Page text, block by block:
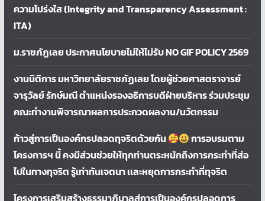
ความโปร่งใส (Integrity and Transparency Assessment :
ITA)
ม.ราชภัฏเลย ประกาศนโยบายไม่ให้ไม่รับ NO GIF POLICY 2569
งานนิติการ มหาวิทยาลัยราชภัฏเลย โดยผู้ช่วยศาสตราจารย์
จารุวัลย์ รักษ์มณี ตำแหน่งรองอธิการบดีฝ่ายบริหาร ร่วมประชุม
คณะทำงานพิจารณาผลการประกวดผลงาน/นวัตกรรม
ก้าวสู่การเป็นองค์กรปลอดทุจริตด้วยกัน
การอบรมตาม
โครงการฯ นี้ คงมีส่วนช่วยให้ทุกท่านตระหนักถึงการกระทำที่ส่อ
ไปในทางทุจริต รู้เท่าทันเจตนา เเละหยุดการกระทำที่ทุจริต
โครงการเสริมสร้างธรรมาภิบาลสู่การเป็นองค์กรปลอดการ